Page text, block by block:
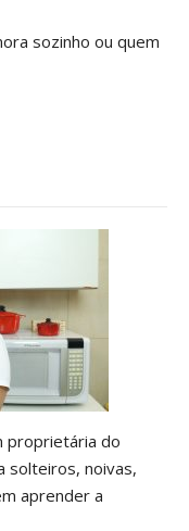
sozinho ou quem
proprietária do
solteiros, noivas,
aprender a